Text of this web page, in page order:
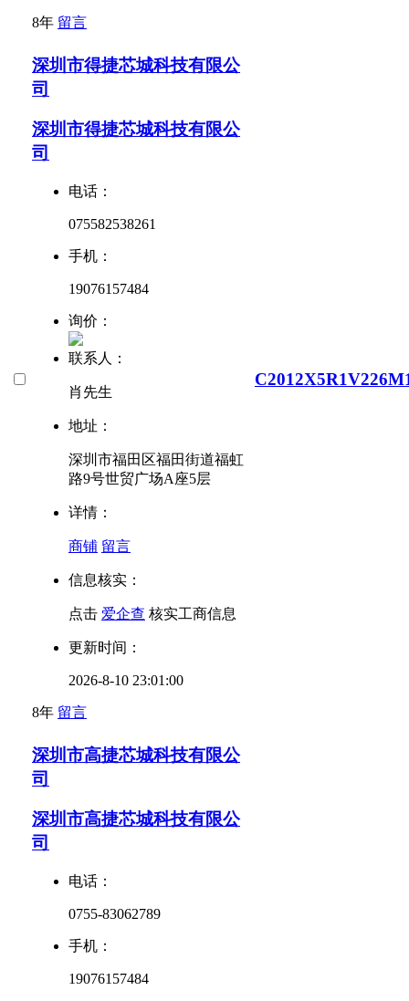
8年 留言
深圳市得捷芯城科技有限公
司
深圳市得捷芯城科技有限公
司
电话：
075582538261
手机：
19076157484
询价：
联系人：
肖先生
地址：
深圳市福田区福田街道福虹
路9号世贸广场A座5层
详情：
商铺 留言
信息核实：
点击 爱企查 核实工商信息
更新时间：
2026-8-10 23:01:00
8年 留言
深圳市高捷芯城科技有限公
司
深圳市高捷芯城科技有限公
司
电话：
0755-83062789
手机：
19076157484